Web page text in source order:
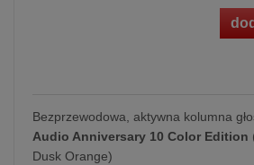
Bezprzewodowa, aktywna kolumna
Audio Anniversary 10 Color Edition
Dusk Orange)